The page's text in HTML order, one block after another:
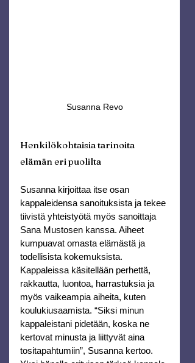
Susanna Revo
Henkilökohtaisia tarinoita
elämän eri puolilta
Susanna kirjoittaa itse osan
kappaleidensa sanoituksista ja tekee
tiivistä yhteistyötä myös sanoittaja
Sana Mustosen kanssa. Aiheet
kumpuavat omasta elämästä ja
todellisista kokemuksista.
Kappaleissa käsitellään perhettä,
rakkautta, luontoa, harrastuksia ja
myös vaikeampia aiheita, kuten
koulukiusaamista. “Siksi minun
kappaleistani pidetään, koska ne
kertovat minusta ja liittyvät aina
tositapahtumiin”, Susanna kertoo.